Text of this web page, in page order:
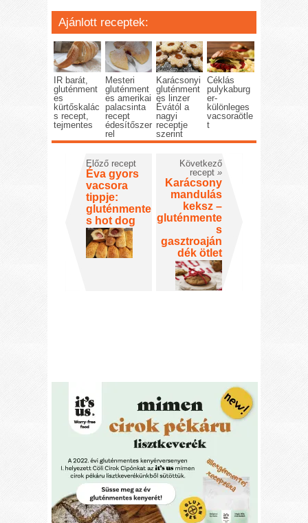
Ajánlott receptek:
IR barát,
gluténment
es
kürtőskalác
s recept,
tejmentes
Mesteri
gluténment
es amerikai
palacsinta
recept
édesítőszer
rel
Karácsonyi
gluténment
es linzer
Évától a
nagyi
receptje
szerint
Céklás
pulykaburg
er-
különleges
vacsoraötle
t
Előző recept
Éva gyors
vacsora
tippje:
gluténmente
s hot dog
Következő
recept »
Karácsony
mandulás
keksz –
gluténmente
s
gasztroaján
dék ötlet